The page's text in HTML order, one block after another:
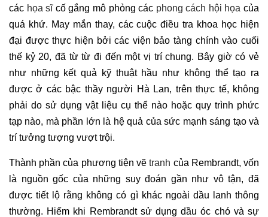
các họa sĩcố gắng mô phỏng các phong cách hội họa của
quá khứ. May mắn thay, các cuộc điều tra khoa học hiện
đại được thực hiện bởi các viện bảo tàng chính vào cuối
thế kỷ 20, đã từ từ đi đến một vị trí chung. Bây giờ có vẻ
như những kết quả kỹ thuật hầu như không thể tạo ra
được ở các bậc thầy người Hà Lan, trên thực tế, không
phải do sử dụng vật liệu cụ thể nào hoặc quy trình phức
tạp nào, mà phần lớn là hệ quả của sức mạnh sáng tạo và
trí tưởng tượng vượt trội.
Thành phần của phương tiện vẽtranh của Rembrandt, vốn
là nguồn gốc của những suy đoán gần như vô tận, đã
được tiết lộ rằng không có gì khác ngoài dầu lanh thông
thường. Hiếm khi Rembrandt sử dụng dầu óc chó và sự